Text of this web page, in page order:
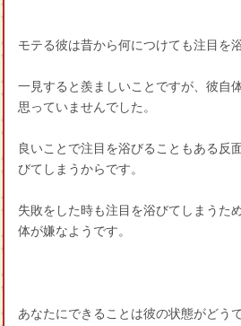
モテる彼は昔から何につけても注目を
一見すると羨ましいことですが、彼自
思っていませんでした。
良いことで注目を浴びることもある反
びてしまうからです。
失敗をした時も注目を浴びてしまうた
体が嫌なようです。
あなたにできることは彼の状態がどう